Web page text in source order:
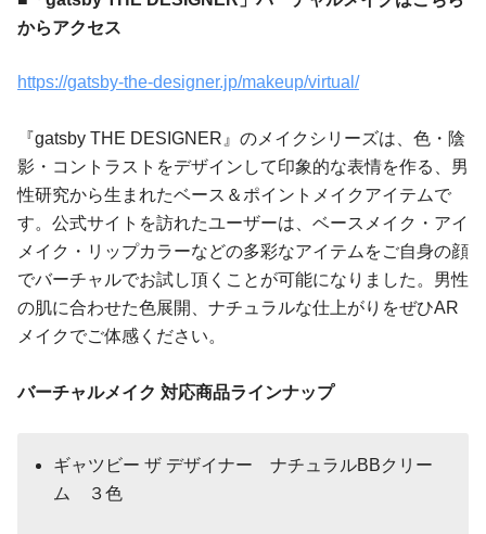
からアクセス
https://gatsby-the-designer.jp/makeup/virtual/
『gatsby THE DESIGNER』のメイクシリーズは、色・陰
影・コントラストをデザインして印象的な表情を作る、男
性研究から生まれたベース＆ポイントメイクアイテムで
す。公式サイトを訪れたユーザーは、ベースメイク・アイ
メイク・リップカラーなどの多彩なアイテムをご自身の顔
でバーチャルでお試し頂くことが可能になりました。男性
の肌に合わせた色展開、ナチュラルな仕上がりをぜひAR
メイクでご体感ください。
バーチャルメイク 対応商品ラインナップ
ギャツビー ザ デザイナー ナチュラルBBクリー
ム ３色